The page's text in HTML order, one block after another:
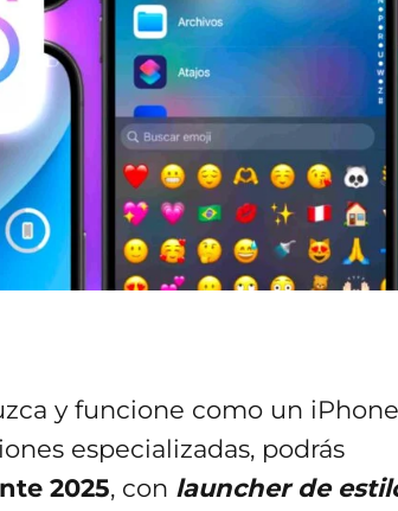
y funcione como un iPhone
especializadas, podrás
2025, con launcher de